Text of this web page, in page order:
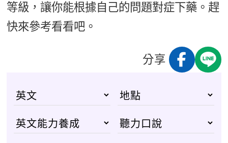
等級，讓你能根據自己的問題對症下藥。趕
快來參考看看吧。
分享